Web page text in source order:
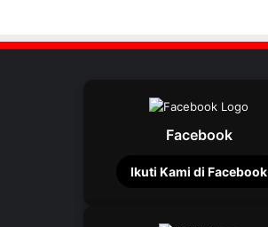
Facebook
Ikuti Kami di Facebook